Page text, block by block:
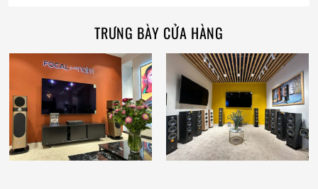
TRƯNG BÀY CỬA HÀNG